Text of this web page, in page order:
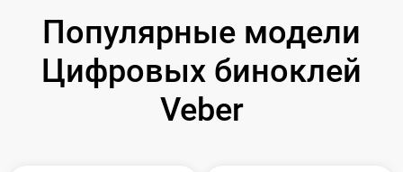
Популярные модели
Цифровых биноклей
Veber